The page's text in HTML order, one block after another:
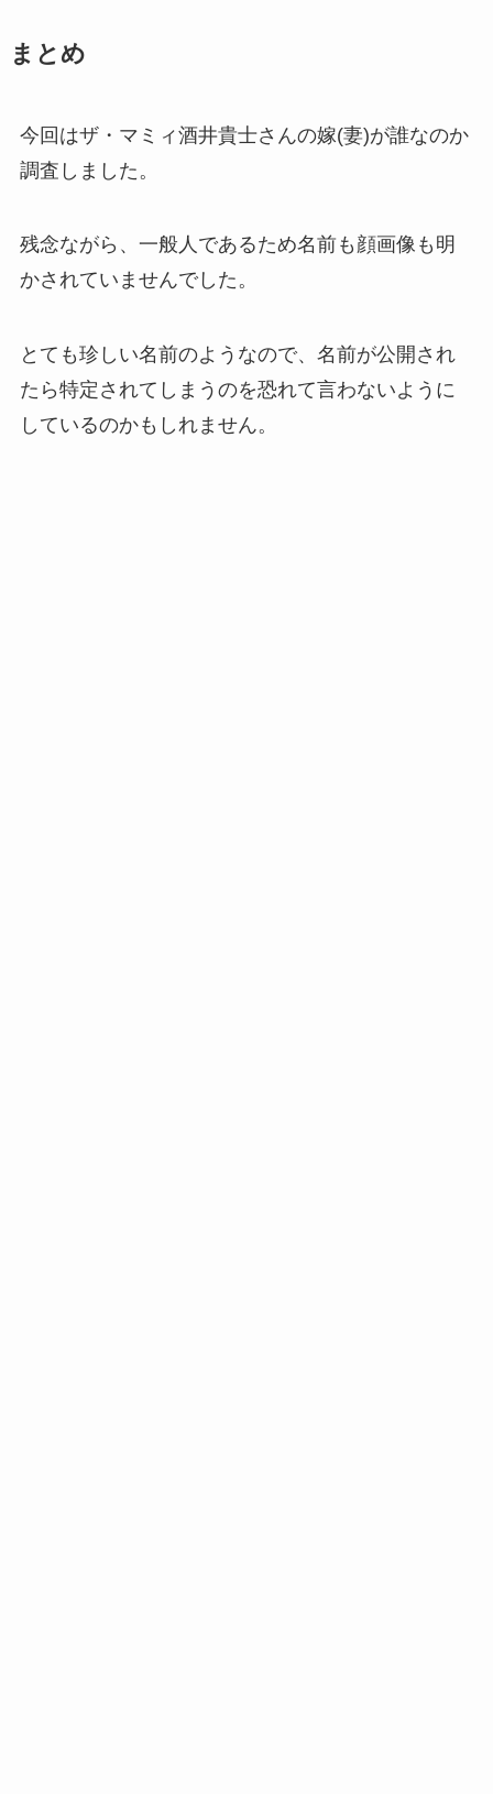
まとめ
今回はザ・マミィ酒井貴士さんの嫁(妻)が誰なのか
調査しました。
残念ながら、一般人であるため名前も顔画像も明
かされていませんでした。
とても珍しい名前のようなので、名前が公開され
たら特定されてしまうのを恐れて言わないように
しているのかもしれません。